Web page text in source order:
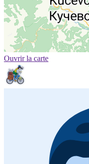
Ouvrir la carte